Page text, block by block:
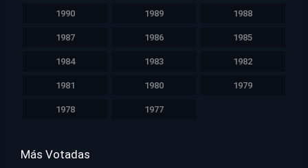
1990 1989 1988
1987 1986 1985
1984 1983 1982
1981 1980 1979
1978 1977
Más Votadas